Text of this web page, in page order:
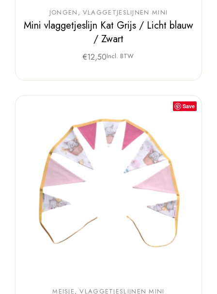
JONGEN VLAGGETJESLIJNEN MINI
Mini vlaggetjeslijn Kat Grijs / Licht blauw
/ Zwart
€12,50Incl. BTW
Save
MEISJE VLAGGETJESLIJNEN MINI